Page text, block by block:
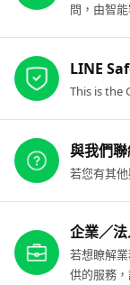
問，由智
LINE
This is the
與我們
若您有其
企業／
若想瞭解
供的服務